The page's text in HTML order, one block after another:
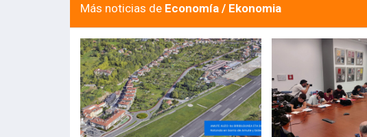
Más noticias de Economía / Ekonomia